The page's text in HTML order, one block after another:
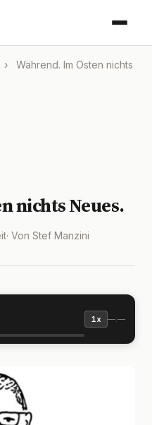
›
Während. Im Osten nichts
nichts Neues.
· Von Stef Manzini
1x —:—